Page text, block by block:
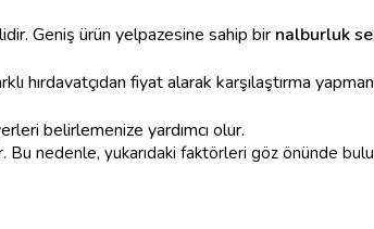
Geniş ürün yelpazesine sahip bir nalburluk
fiyat alarak karşılaştırma
belirlemenize yardımcı olur.
Bu nedenle, yukarıdaki faktörleri göz önünde